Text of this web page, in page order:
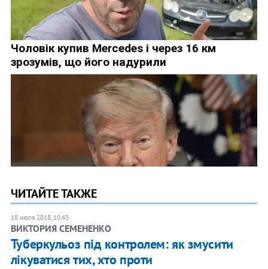
ЧИТАЙТЕ ТАКЖЕ
18 июля 2018, 10:45
ВИКТОРИЯ СЕМЕНЕНКО
Туберкульоз під контролем: як змусити
лікуватися тих, хто проти